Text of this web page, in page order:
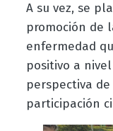
A su vez, se
promoción de
enfermedad
positivo a
perspectiva
participación